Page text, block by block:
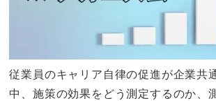
従業員のキャリア自律の促進が企業共
中、施策の効果をどう測定するのか、